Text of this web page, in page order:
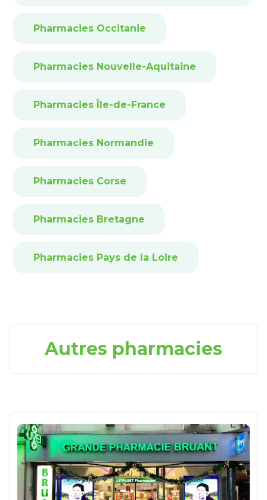
Pharmacies Occitanie
Pharmacies Nouvelle-Aquitaine
Pharmacies Île-de-France
Pharmacies Normandie
Pharmacies Corse
Pharmacies Bretagne
Pharmacies Pays de la Loire
Autres pharmacies